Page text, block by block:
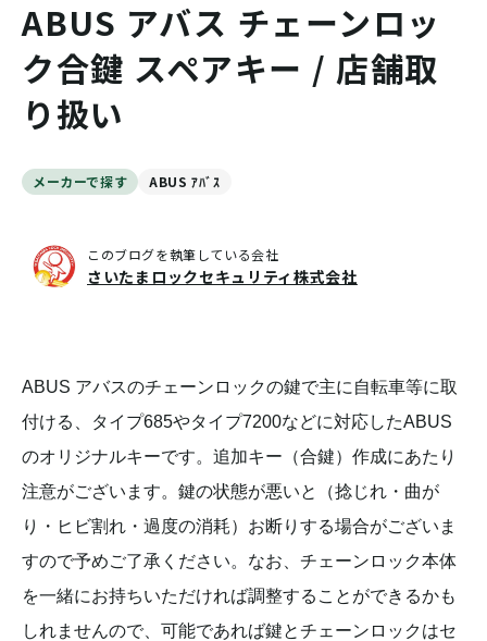
ABUS アバス チェーンロッ
ク合鍵 スペアキー / 店舗取
り扱い
メーカーで探す ABUS ｱﾊﾞｽ
このブログを執筆している会社
さいたまロックセキュリティ株式会社
ABUS アバスのチェーンロックの鍵で主に自転車等に取
付ける、タイプ685やタイプ7200などに対応したABUS
のオリジナルキーです。追加キー（合鍵）作成にあたり
注意がございます。鍵の状態が悪いと（捻じれ・曲が
り・ヒビ割れ・過度の消耗）お断りする場合がございま
すので予めご了承ください。なお、チェーンロック本体
を一緒にお持ちいただければ調整することができるかも
しれませんので、可能であれば鍵とチェーンロックはセ